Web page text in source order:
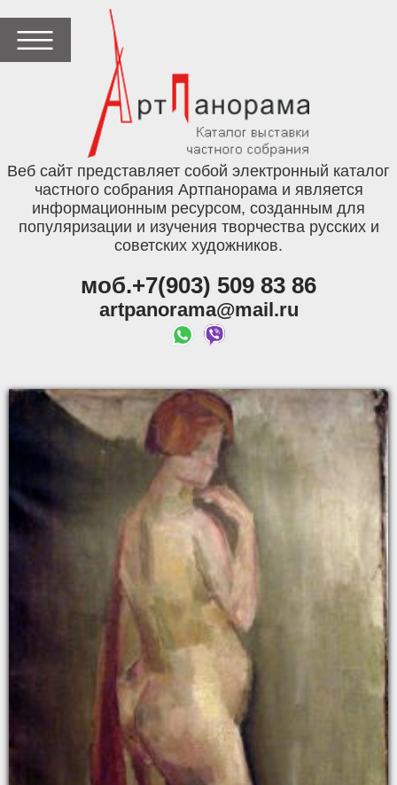
Веб сайт представляет собой электронный каталог
частного собрания Артпанорама и является
информационным ресурсом, созданным для
популяризации и изучения творчества русских и
советских художников.
моб.+7(903) 509 83 86
artpanorama@mail.ru